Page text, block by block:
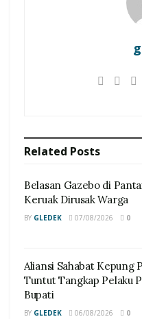
Related Posts
Belasan Gazebo di
Keruak Dirusak Warga
BY GLEDEK 07/08/2026 0
Aliansi Sahabat Kepung
Tuntut Tangkap Pelaku
Bupati
BY GLEDEK 06/08/2026 0